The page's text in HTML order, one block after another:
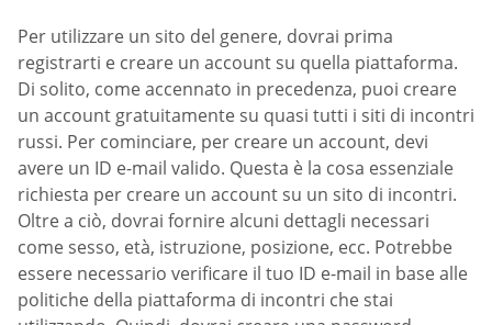
Per utilizzare un sito del genere, dovrai prima
registrarti e creare un account su quella piattaforma.
Di solito, come accennato in precedenza, puoi creare
un account gratuitamente su quasi tutti i siti di incontri
russi. Per cominciare, per creare un account, devi
avere un ID e-mail valido. Questa è la cosa essenziale
richiesta per creare un account su un sito di incontri.
Oltre a ciò, dovrai fornire alcuni dettagli necessari
come sesso, età, istruzione, posizione, ecc. Potrebbe
essere necessario verificare il tuo ID e-mail in base alle
politiche della piattaforma di incontri che stai